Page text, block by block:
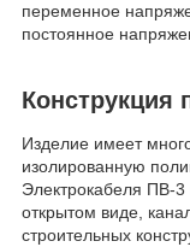
переменное
постоянное
Конструкция
Изделие имеет
изолированную
Электрокабеля ПВ-3
открытом виде,
строительных